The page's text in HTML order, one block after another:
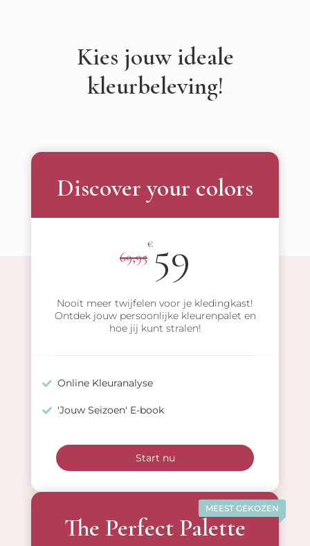
Kies jouw ideale
kleurbeleving!
Discover your colors
69,95
€ 59
Nooit meer twijfelen voor je kledingkast!
Ontdek jouw persoonlijke kleurenpalet en
hoe jij kunt stralen!
Online Kleuranalyse
'Jouw Seizoen' E-book
Start nu
The Perfect Palette
MEEST GEKOZEN